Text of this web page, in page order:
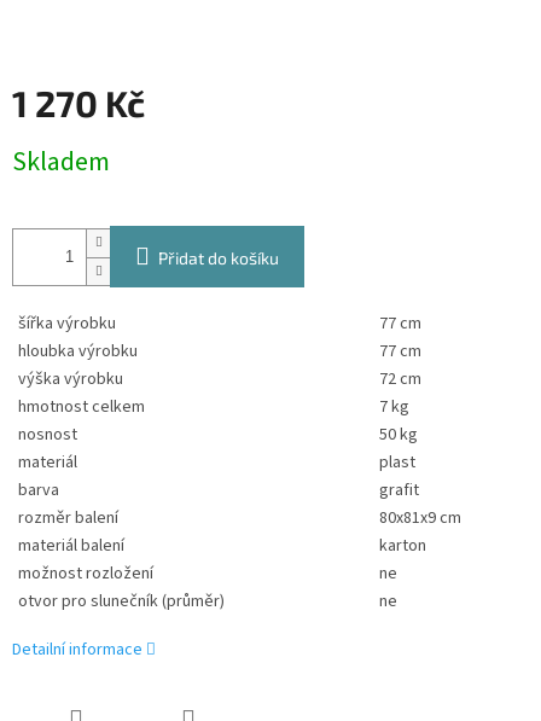
1 270 Kč
cena:
Skladem
Přidat do košíku
šířka výrobku
77 cm
hloubka výrobku
77 cm
výška výrobku
72 cm
hmotnost celkem
7 kg
nosnost
50 kg
materiál
plast
barva
grafit
rozměr balení
80x81x9 cm
materiál balení
karton
možnost rozložení
ne
otvor pro slunečník (průměr)
ne
Detailní informace